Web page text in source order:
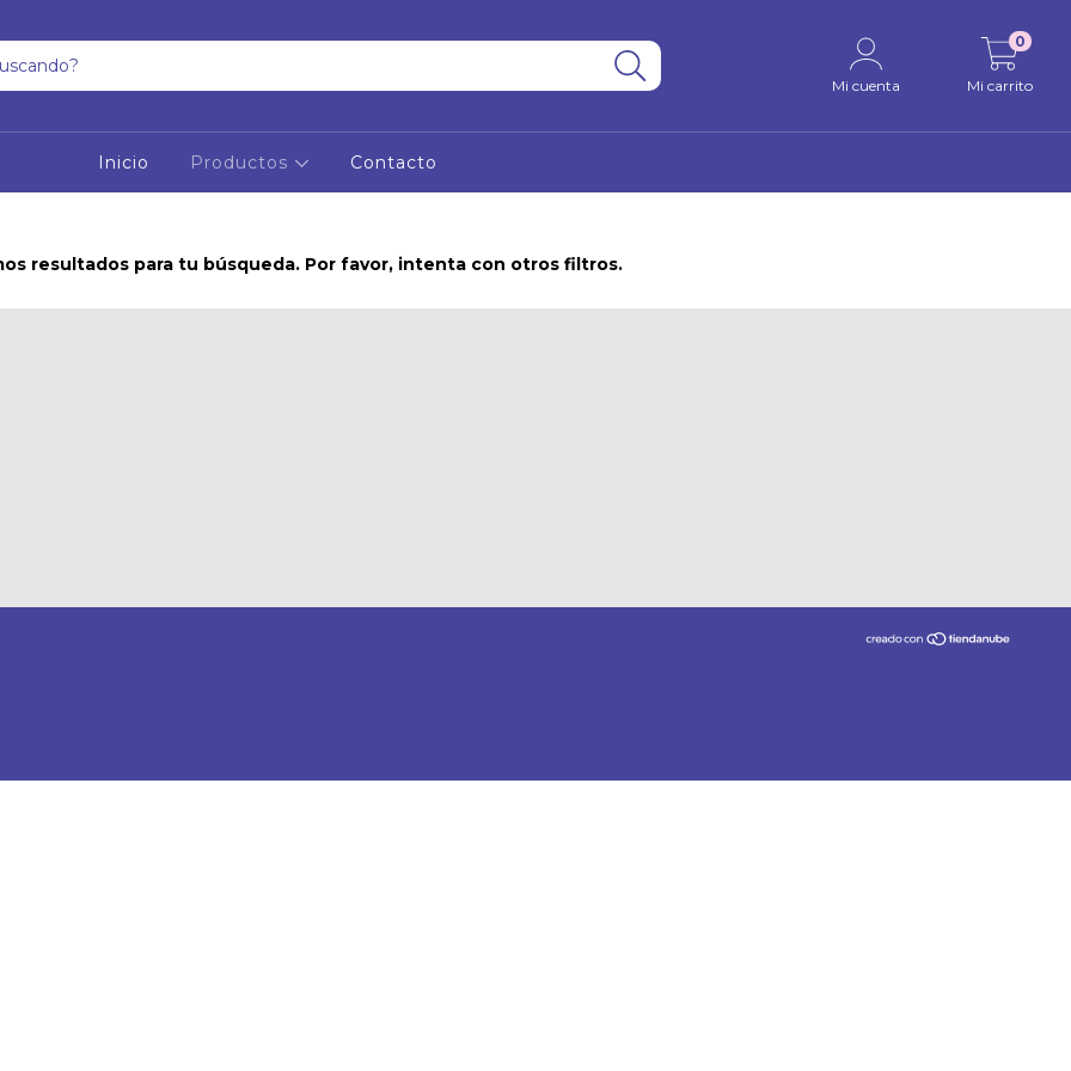
Mi cuenta Mi carrito
0
Inicio Productos Contacto
resultados para tu búsqueda. Por favor, intenta con otros filtros.